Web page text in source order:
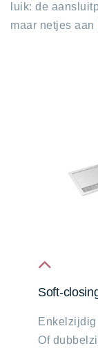
luik: de
maar netjes aan
chevron-
up
Soft-
Enkelzijdig
Of